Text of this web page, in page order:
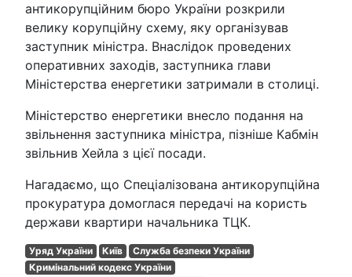
антикорупційним бюро України розкрили
велику корупційну схему, яку організував
заступник міністра. Внаслідок проведених
оперативних заходів, заступника глави
Міністерства енергетики затримали в столиці.
Міністерство енергетики внесло подання на
звільнення заступника міністра, пізніше Кабмін
звільнив Хейла з цієї посади.
Нагадаємо, що Спеціалізована антикорупційна
прокуратура домоглася передачі на користь
держави квартири начальника ТЦК.
Уряд України Київ
Служба безпеки України
Кримінальний кодекс України